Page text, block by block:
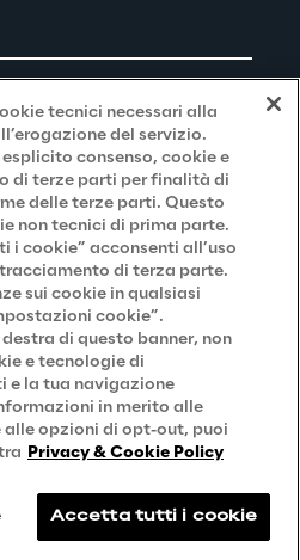
tecnici necessari alla
del servizio.
consenso, cookie e
di terze parti per finalità di
delle terze parti. Questo
non tecnici di prima parte.
i cookie” acconsenti all’uso
di terza parte.
sui cookie in qualsiasi
cookie”.
di questo banner, non
e tecnologie di
e la tua navigazione
in merito alle
opzioni di opt-out, puoi
Privacy & Cookie Policy
Accetta tutti i cookie